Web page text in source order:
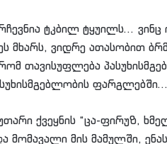
ტკბილ ტყუილს… ვინც
მხარს, ვიდრე ათასობით
თავისუფლება
ფარგლებში…
ქვეყნის “ცა-ფირუზ,
მის მამულში,